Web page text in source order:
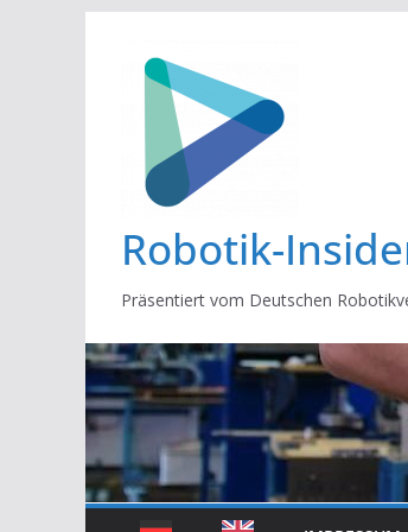
springen
Robotik-
Präsentiert vom Deutschen